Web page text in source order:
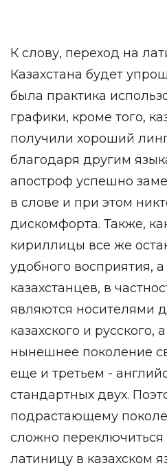
К слову, переход на
Казахстана будет
была практика
графики, кроме того,
получили хороший
благодаря другим
апостроф успешно
в слове и при этом
дискомфорта. Также,
кириллицы все же
удобного восприятия,
казахстанцев, в
являются носителями
казахского и русского,
нынешнее поколение
еще и третьем -
стандартных двух.
подрастающему
сложно
латиницу в казахском